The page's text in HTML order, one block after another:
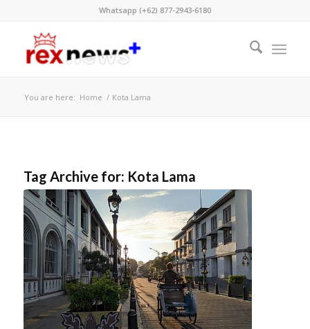
Whatsapp (+62) 877-2943-6180
You are here: Home / Kota Lama
Tag Archive for: Kota Lama